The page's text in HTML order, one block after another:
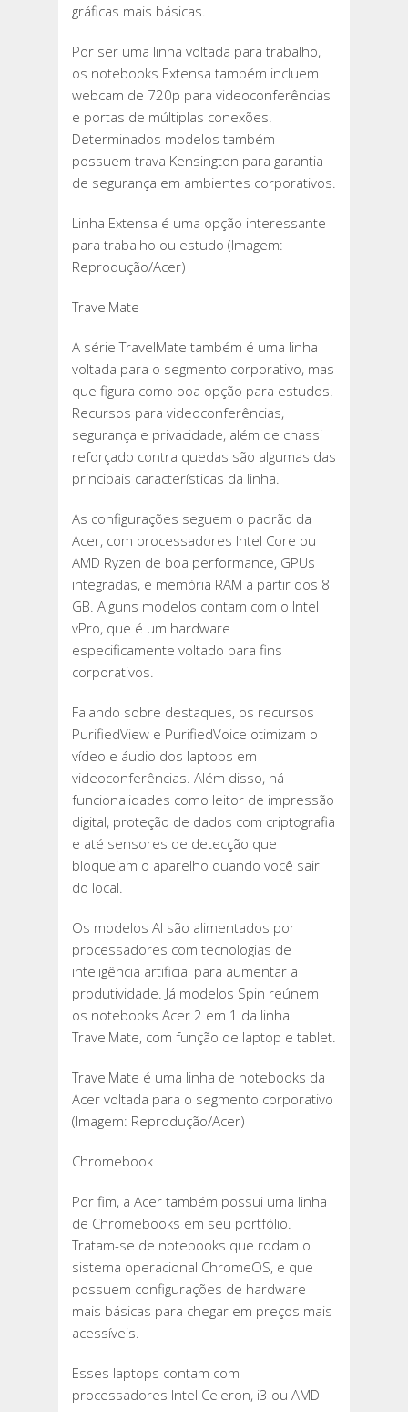
gráficas mais básicas.
Por ser uma linha voltada para trabalho,
os notebooks Extensa também incluem
webcam de 720p para videoconferências
e portas de múltiplas conexões.
Determinados modelos também
possuem trava Kensington para garantia
de segurança em ambientes corporativos.
Linha Extensa é uma opção interessante
para trabalho ou estudo (Imagem:
Reprodução/Acer)
TravelMate
A série TravelMate também é uma linha
voltada para o segmento corporativo, mas
que figura como boa opção para estudos.
Recursos para videoconferências,
segurança e privacidade, além de chassi
reforçado contra quedas são algumas das
principais características da linha.
As configurações seguem o padrão da
Acer, com processadores Intel Core ou
AMD Ryzen de boa performance, GPUs
integradas, e memória RAM a partir dos 8
GB. Alguns modelos contam com o Intel
vPro, que é um hardware
especificamente voltado para fins
corporativos.
Falando sobre destaques, os recursos
PurifiedView e PurifiedVoice otimizam o
vídeo e áudio dos laptops em
videoconferências. Além disso, há
funcionalidades como leitor de impressão
digital, proteção de dados com criptografia
e até sensores de detecção que
bloqueiam o aparelho quando você sair
do local.
Os modelos AI são alimentados por
processadores com tecnologias de
inteligência artificial para aumentar a
produtividade. Já modelos Spin reúnem
os notebooks Acer 2 em 1 da linha
TravelMate, com função de laptop e tablet.
TravelMate é uma linha de notebooks da
Acer voltada para o segmento corporativo
(Imagem: Reprodução/Acer)
Chromebook
Por fim, a Acer também possui uma linha
de Chromebooks em seu portfólio.
Tratam-se de notebooks que rodam o
sistema operacional ChromeOS, e que
possuem configurações de hardware
mais básicas para chegar em preços mais
acessíveis.
Esses laptops contam com
processadores Intel Celeron, i3 ou AMD